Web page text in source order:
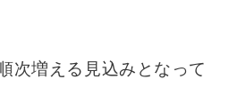
次増える見込みとなって